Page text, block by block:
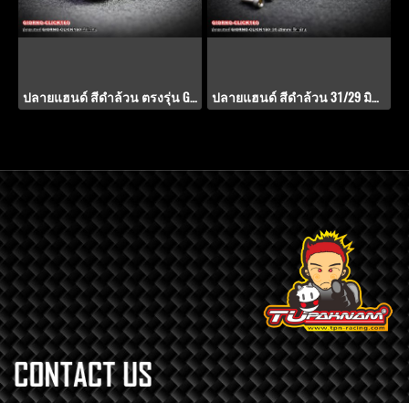
ปลายแฮนด์ สีดำล้วน ตรงรุ่น GIORNO+ / CLICK-160 ปลายแฮนด์ สีดำล้วน 31/29 มิล.ตรงรุ่น GIORNO+ / CLICK-160